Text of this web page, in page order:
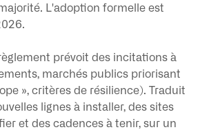
L'adoption formelle est
prévoit des incitations à
marchés publics priorisant
», critères de résilience). Traduit
lignes à installer, des sites
et des cadences à tenir, sur un